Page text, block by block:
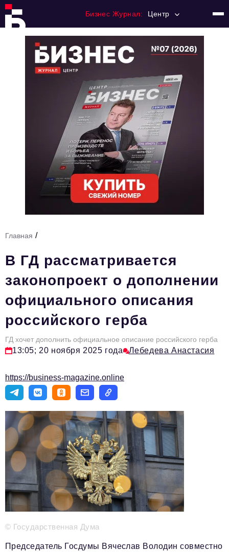
Бизнес Журнал: Центр
Регулирование
Премия "Тульский Бизнес"
История тульского предпринимательства
Тема номера
HR
Персона номера
Инфраструктура развития
Технологии и тренды
Импортозамещение
Мероприятия
Авторские материалы
Видео
Телефон редакции:+7 495 727-01-67
Электронные почты редакции:
Информационный отдел
info@business-magazine.online
reklama@business-magazine.online
Отдел распространения/редакционная подписка
Главная /
В ГД рассматривается
законопроект о дополнении
официального описания
российского герба
ГД хочет дополнить официальное описание российского герба
13:05; 20 ноября 2025 года Лебедева Анастасия
https://business-magazine.online
© Государственная Дума
Председатель Госдумы Вячеслав Володин совместно